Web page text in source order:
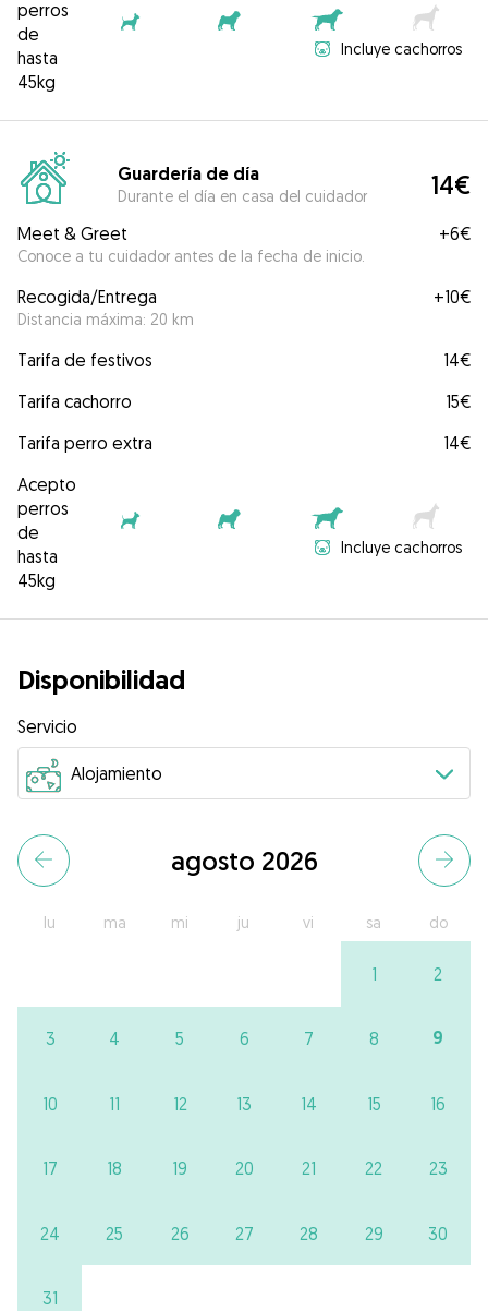
perros
de
hasta
45kg
Incluye cachorros
Guardería de día
Durante el día en casa del cuidador 14€
Meet & Greet
Conoce a tu cuidador antes de la fecha de inicio.
+6€
Recogida/Entrega
Distancia máxima: 20 km
+10€
Tarifa de festivos
14€
Tarifa cachorro
15€
Tarifa perro extra
14€
Acepto
perros
de
hasta
45kg
Incluye cachorros
Disponibilidad
Servicio
agosto 2026
lu ma mi ju vi sa do
1 2
3 4 5 6 7 8 9
10 11 12 13 14 15 16
17 18 19 20 21 22 23
24 25 26 27 28 29 30
31